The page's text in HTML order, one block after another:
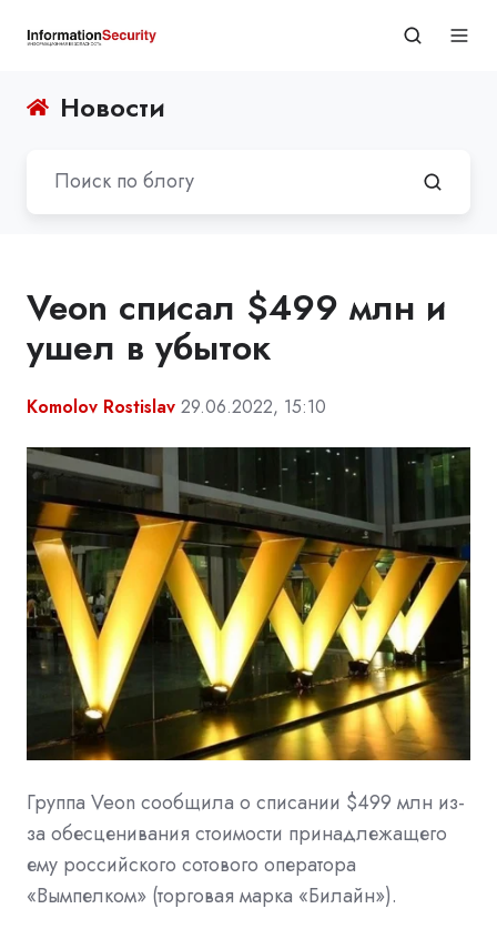
Новости
Veon списал $499 млн и
ушел в убыток
Komolov Rostislav 29.06.2022, 15:10
Группа Veon сообщила о списании $499 млн из-
за обесценивания стоимости принадлежащего
ему российского сотового оператора
«Вымпелком» (торговая марка «Билайн»).